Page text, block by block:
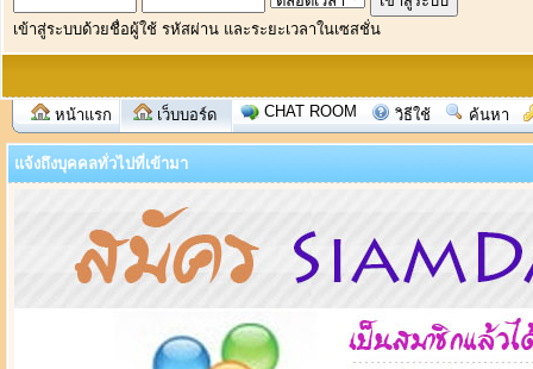
เข้าสู่ระบบด้วยชื่อผู้ใช้ รหัสผ่าน และระยะเวลาในเซสชั่น
หน้าแรก เว็บบอร์ด CHAT ROOM วิธีใช้ ค้นหา
แจ้งถึงบุคคลทั่วไปที่เข้ามา